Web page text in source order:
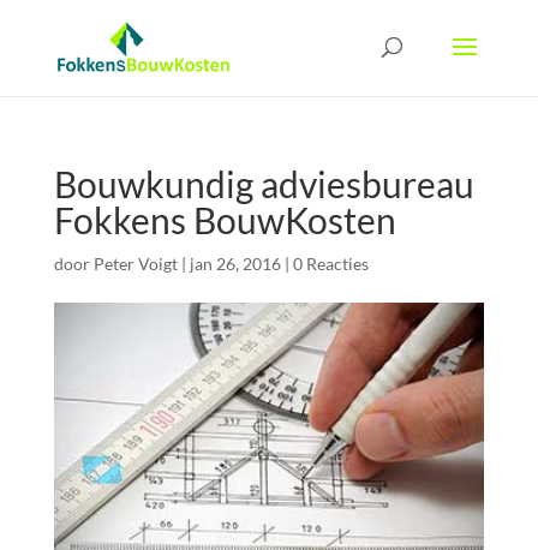
Bouwkundig adviesbureau
Fokkens BouwKosten
door Peter Voigt| jan 26, 2016| 0 Reacties